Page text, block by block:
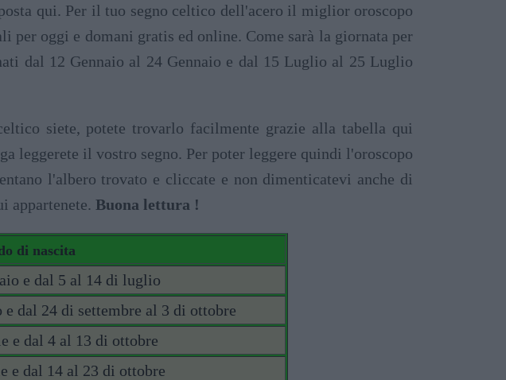
qui. Per il tuo segno celtico dell'acero il miglior oroscopo
per oggi e domani gratis ed online. Come sarà la giornata per
dal 12 Gennaio al 24 Gennaio e dal 15 Luglio al 25 Luglio
siete, potete trovarlo facilmente grazie alla tabella qui
leggerete il vostro segno. Per poter leggere quindi l'oroscopo
l'albero trovato e cliccate e non dimenticatevi anche di
appartenete. Buona lettura !
di nascita
e dal 5 al 14 di luglio
dal 24 di settembre al 3 di ottobre
e dal 4 al 13 di ottobre
e dal 14 al 23 di ottobre